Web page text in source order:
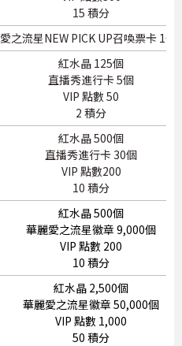
15 積分
愛之流星NEW PICK UP召喚票卡 10個
紅水晶 125個
直播秀進行卡 5個
VIP 點數 50
2 積分
紅水晶 500個
直播秀進行卡 30個
VIP 點數200
10 積分
紅水晶 500個
華麗愛之流星徽章 9,000個
VIP 點數 200
10 積分
紅水晶 2,500個
華麗愛之流星徽章 50,000個
VIP 點數 1,000
50 積分